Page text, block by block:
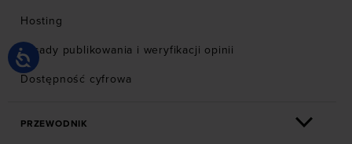
Hosting
Zasady publikowania i weryfikacji opinii
Dostępność cyfrowa
PRZEWODNIK